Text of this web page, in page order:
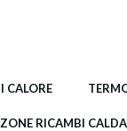
CALORE
ZONE RICAMBI